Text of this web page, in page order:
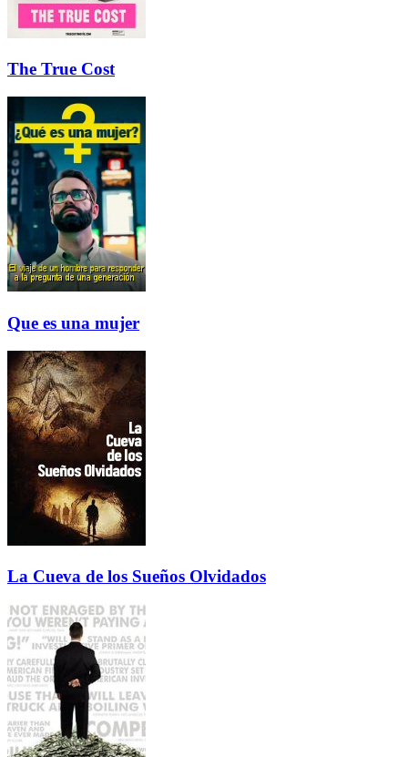
The True Cost
Que es una mujer
La Cueva de los Sueños Olvidados